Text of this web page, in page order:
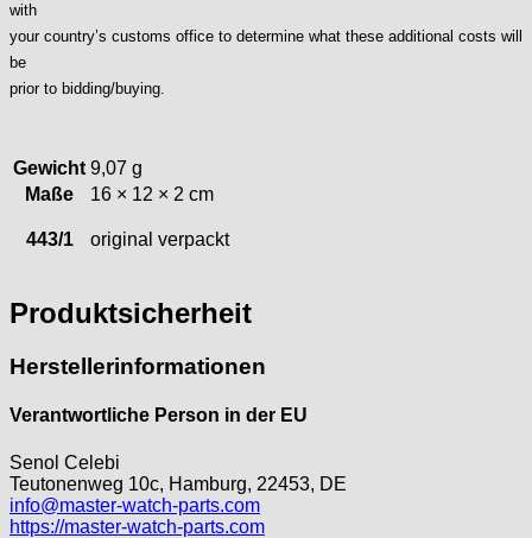
ISA
Junghans
Kaiser
Kienzle
Lanco
MST Roamer
Osco
PUW
RL „Ronda"
ST "Standard "
with
your country’s customs office to determine what these additional costs will
be
prior to bidding/buying.
Gewicht 9,07 g
Maße
16 × 12 × 2 cm
443/1 original verpackt
Produktsicherheit
Herstellerinformationen
Verantwortliche Person in der EU
Senol Celebi
Teutonenweg 10c, Hamburg, 22453, DE
info@master-watch-parts.com
https://master-watch-parts.com